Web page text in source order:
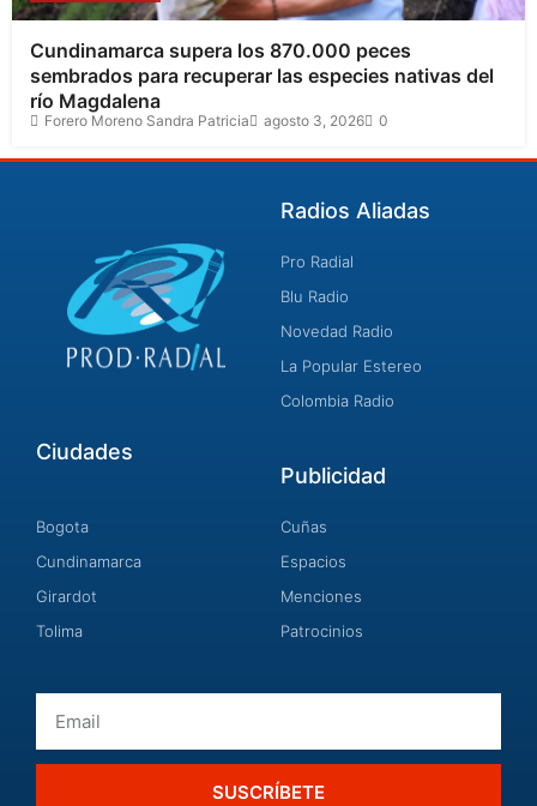
Cundinamarca supera los 870.000 peces
sembrados para recuperar las especies nativas del
río Magdalena
Forero Moreno Sandra Patricia agosto 3, 2026 0
Radios Aliadas
Pro Radial
Blu Radio
Novedad Radio
La Popular Estereo
Colombia Radio
Ciudades
Bogota
Cundinamarca
Girardot
Tolima
Publicidad
Cuñas
Espacios
Menciones
Patrocinios
SUSCRÍBETE